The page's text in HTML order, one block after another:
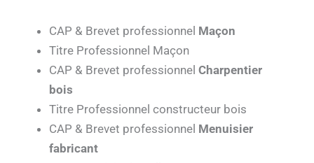
CAP & Brevet professionnel Maçon
Titre Professionnel Maçon
CAP & Brevet professionnel Charpentier
bois
Titre Professionnel constructeur bois
CAP & Brevet professionnel Menuisier
fabricant